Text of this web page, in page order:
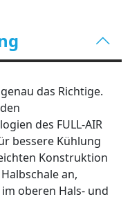
das Richtige.
des FULL-AIR
bessere Kühlung
Konstruktion
an,
oberen Hals- und